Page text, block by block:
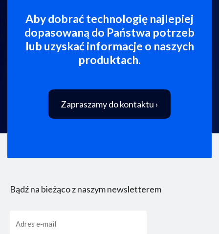
Aby dobrać technologię najlepiej
dopasowaną do Państwa potrzeb
lub uzyskać informacje o naszych
produktach.
Zapraszamy do kontaktu ›
Bądź na bieżąco z naszym newsletterem
mail